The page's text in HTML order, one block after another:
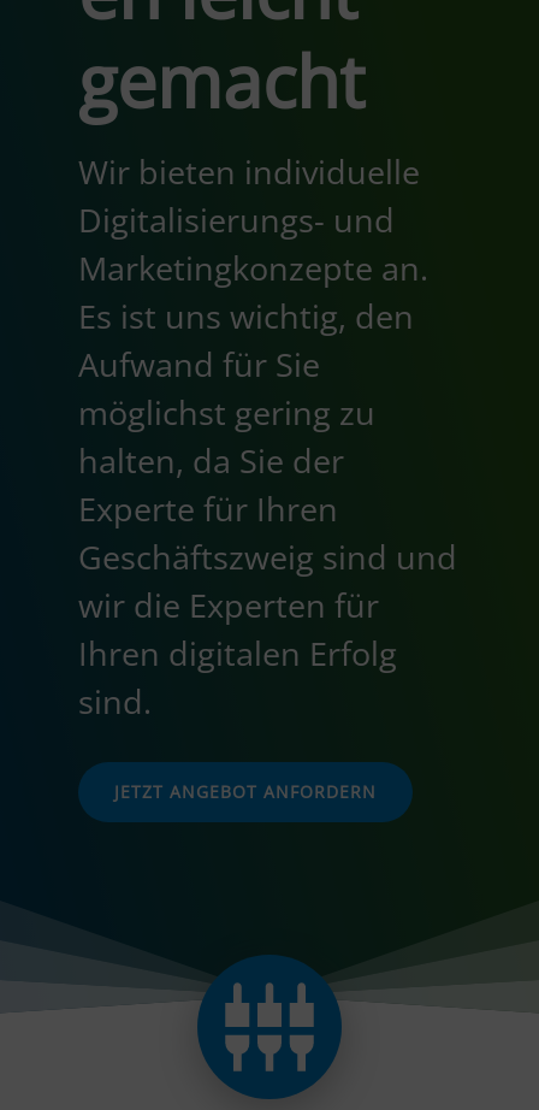
gemacht
Wir bieten individuelle
Digitalisierungs- und
Marketingkonzepte an.
Es ist uns wichtig, den
Aufwand für Sie
möglichst gering zu
halten, da Sie der
Experte für Ihren
Geschäftszweig sind und
wir die Experten für
Ihren digitalen Erfolg
sind.
JETZT ANGEBOT ANFORDERN